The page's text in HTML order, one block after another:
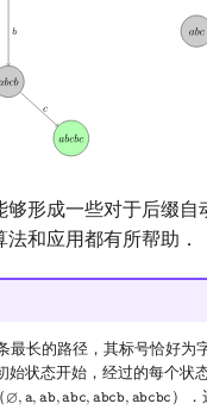
够形成一些对于后缀自
和应用都有所帮助．
最长的路径，其标号恰好为
始状态开始，经过的每个状
∅,𝚊,𝚊𝚋,𝚊𝚋𝚌,𝚊𝚋𝚌𝚋,𝚊𝚋𝚌𝚋𝚌
∅, a, ab,abc,abcb,abcbc ）